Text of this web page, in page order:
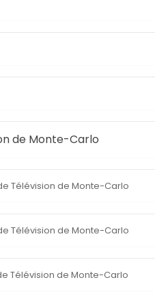
de Monte-Carlo
Télévision de Monte-Carlo
Télévision de Monte-Carlo
Télévision de Monte-Carlo